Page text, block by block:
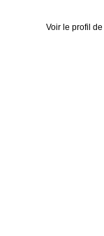
Voir le profil de